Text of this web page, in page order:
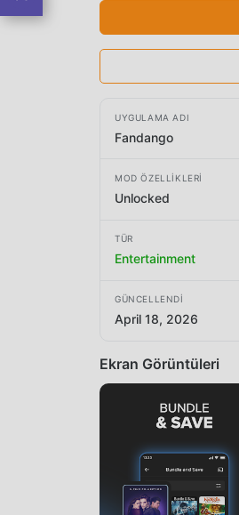
UYGULAMA ADI
Fandango
MOD ÖZELLIKLERI
Unlocked
TÜR
Entertainment
GÜNCELLENDI
April 18, 2026
Ekran Görüntüleri